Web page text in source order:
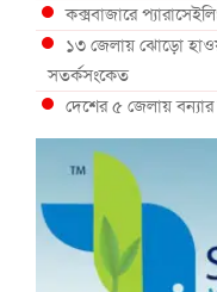
কক্সবাজারে
১৩ জেলায় ঝোড়ো
সতর্কসংকেত
দেশের ৫ জেলায় বন্যার
দেশের বিভিন্ন অঞ্চলে
আগস্টে টানা বৃষ্টি ও
স্বস্তি ও শঙ্কার